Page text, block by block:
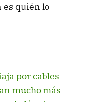
es quién lo
por cables
mucho más